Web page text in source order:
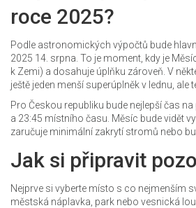
roce 2025?
Podle astronomických výpočtů bude
2025 14. srpna. To je moment, kdy je
k Zemi) a dosahuje úplňku zároveň. V
ještě jeden menší superúplněk v lednu, ale
Pro Českou republiku bude nejlepší čas
a 23:45 místního času. Měsíc bude vidět
zaručuje minimální zakrytí stromů nebo
Jak si připravit
Nejprve si vyberte místo s co nejmenším
městská náplavka, park nebo vesnická